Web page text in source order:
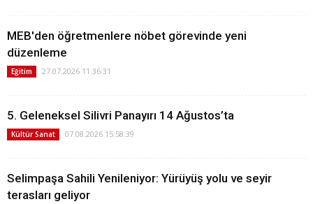
MEB'den öğretmenlere nöbet görevinde yeni
düzenleme
Eğitim 27.07.2026 11:36:31
5. Geleneksel Silivri Panayırı 14 Ağustos’ta
Kültür Sanat 07.08.2026 15:58:39
Selimpaşa Sahili Yenileniyor: Yürüyüş yolu ve seyir
terasları geliyor